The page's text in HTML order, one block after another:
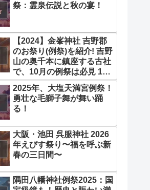
祭：霊泉伝説と秋の宴！
【2024】金峯神社 吉野郡
のお祭り(例祭)を紹介! 吉野
山の奥千本に鎮座する古社
で、10月の例祭は必見 10
月
2025年、大塩天満宮例祭！
勇壮な毛獅子舞が舞い踊
る！
大阪・池田 呉服神社 2026
年えびす祭り〜福を呼ぶ新
春の三日間〜
隅田八幡神社例祭2025：国